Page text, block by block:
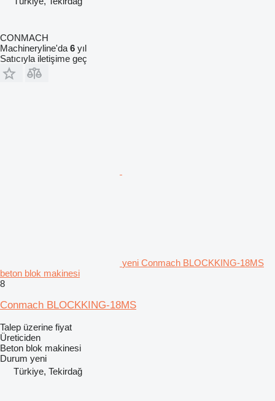
CONMACH
Machineryline'da 6 yıl
Satıcıyla iletişime geç
yeni Conmach BLOCKKING-18MS
beton blok makinesi
8
Conmach BLOCKKING-18MS
Talep üzerine fiyat
Üreticiden
Beton blok makinesi
Durum yeni
Türkiye, Tekirdağ